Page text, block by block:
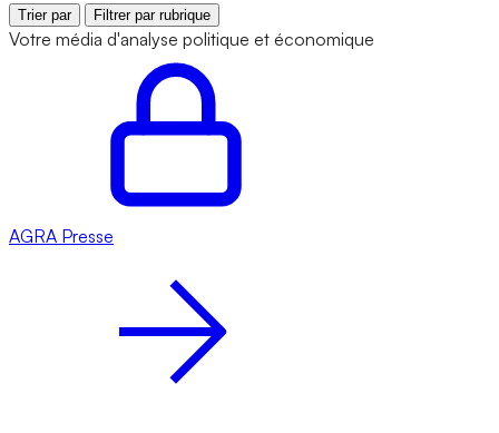
Trier par Filtrer par rubrique
Votre média d'analyse politique et économique
AGRA Presse